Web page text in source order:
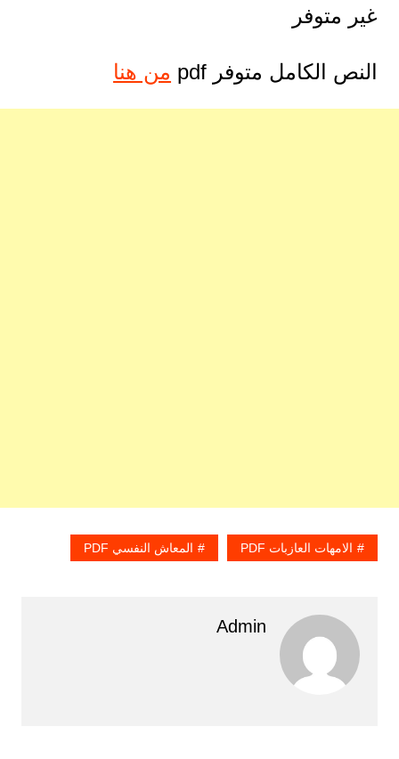
غير متوفر
النص الكامل متوفر pdf من هنا
الامهات العازبات PDF المعاش النفسي PDF
Admin